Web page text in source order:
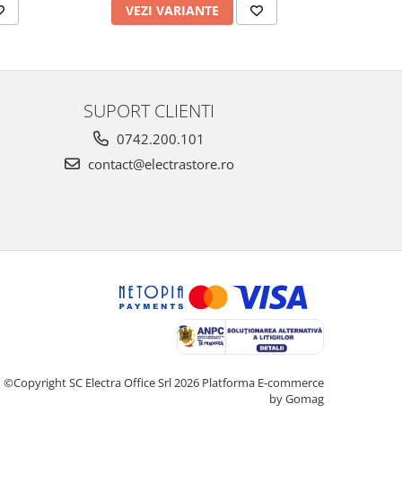
VEZI VARIANTE
SUPORT CLIENTI
0742.200.101
contact@electrastore.ro
©Copyright SC Electra Office Srl 2026 Platforma E-commerce
by Gomag